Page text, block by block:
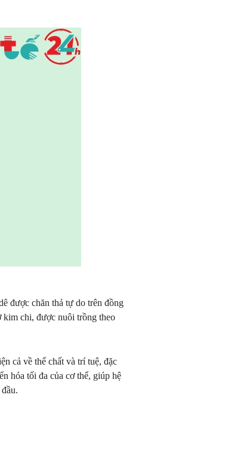
được chăn thả tự do trên đồng
kim chi, được nuôi trồng theo
cả về thể chất và trí tuệ, đặc
hóa tối đa của cơ thể, giúp hệ